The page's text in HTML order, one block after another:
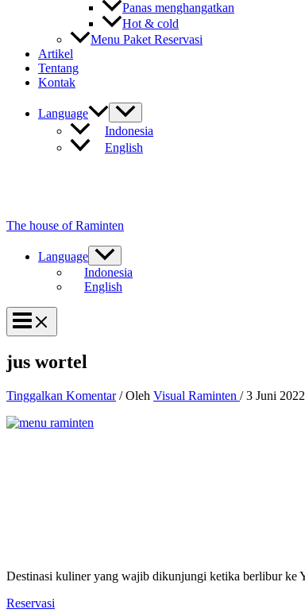
Panas menghangatkan
Hot & cold
Menu Paket Reservasi
Artikel
Tentang
Kontak
Language
Indonesia
English
The house of Raminten
Language
Indonesia
English
jus wortel
Tinggalkan Komentar / Oleh Visual Raminten /3 Juni 2022
Destinasi kuliner yang wajib dikunjungi ketika berlibur ke
Reservasi